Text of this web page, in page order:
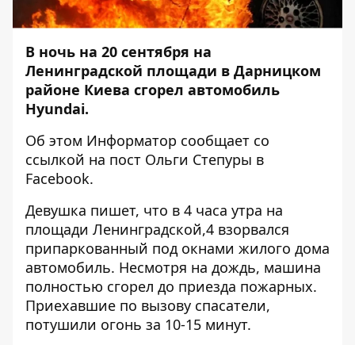
В ночь на 20 сентября на
Ленинградской площади в Дарницком
районе Киева сгорел автомобиль
Hyundai.
Об этом Информатор сообщает со
ссылкой на пост Ольги Степуры в
Facebook.
Девушка пишет, что в 4 часа утра на
площади Ленинградской,4 взорвался
припаркованный под окнами жилого дома
автомобиль. Несмотря на дождь, машина
полностью сгорел до приезда пожарных.
Приехавшие по вызову спасатели,
потушили огонь за 10-15 минут.